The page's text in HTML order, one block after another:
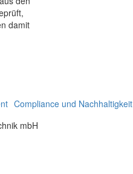
damit
Compliance und Nachhaltigkeit
mbH